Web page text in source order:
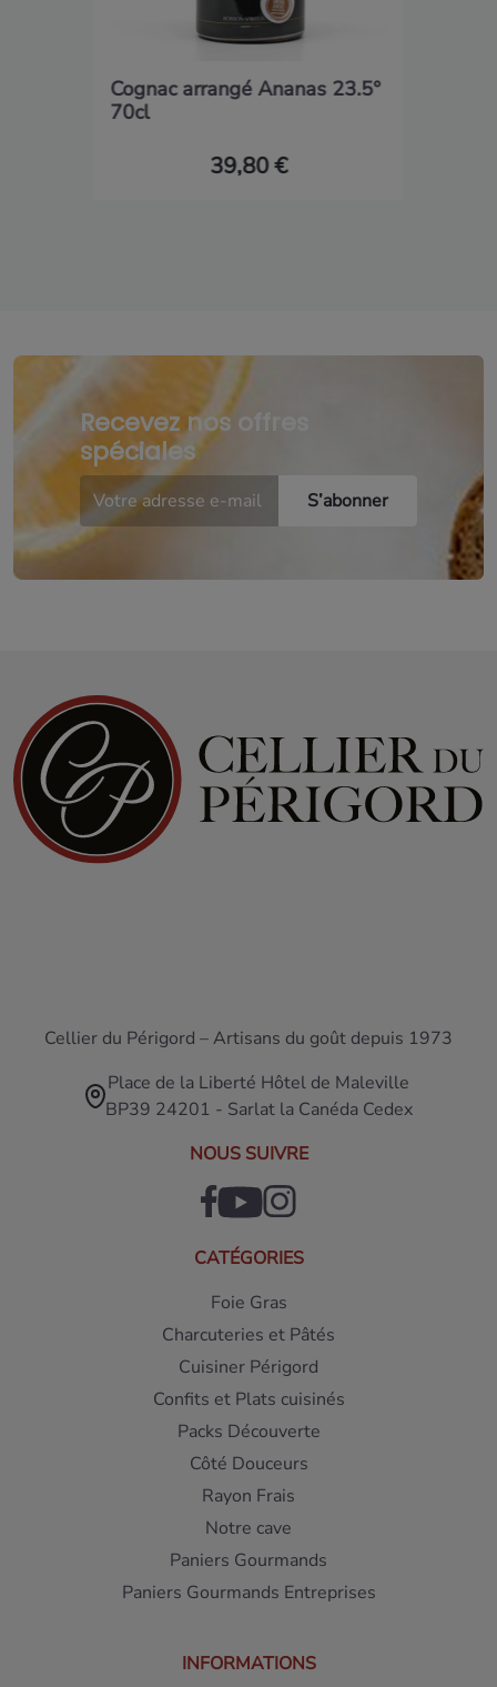
Cognac arrangé Ananas 23.5°
70cl
39,80 €
Recevez nos offres
spéciales
Cellier du Périgord – Artisans du goût depuis 1973
Place de la Liberté Hôtel de Maleville
BP39 24201 - Sarlat la Canéda Cedex
NOUS SUIVRE
CATÉGORIES
Foie Gras
Charcuteries et Pâtés
Cuisiner Périgord
Confits et Plats cuisinés
Packs Découverte
Côté Douceurs
Rayon Frais
Notre cave
Paniers Gourmands
Paniers Gourmands Entreprises
INFORMATIONS